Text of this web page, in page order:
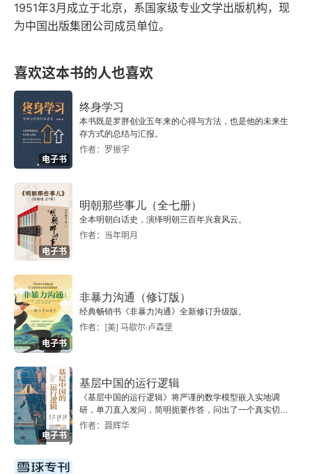
人，还说他那个年代，他那个年代的人与事。我感
书。当然，史铁生肯定更厉害些，因为感觉变化很
多。有时候像一首诗，让人沉吟。有时候像一首
歌，朗朗上口。有时候像一部电影，回味无穷。我
看完的时候总会停一下，回味一下，如果有个镜
头，应该会拍出我的思绪随他的文章飞走的感觉，
就是那种镜头慢慢拉远留下我一个人的画面。如果
要推荐一篇大家都适合看的文章，我觉得是《好运
设计》，看完或许大家都会有我上面那种回味的感
觉。如果让你设计自己的人生，你会怎么设计呢？
是不是要有完美的身材和健康的体魄？是不是要儿
孙满堂和胜友如云？是要有 “伯爵的地位” 和 “肖邦
的隽永”？是不是这样就有美满的人生呢？史铁生给
你答案，不仅用一篇文章，还用一整本书。
1951年3月成立于北京，系国家级专业文学出版机构，现
为中国出版集团公司成员单位。
喜欢这本书的人也喜欢
电子书
终身学习
本书既是罗胖创业五年来的心得与方法，也是他的未来生
存方式的总结与汇报。
作者：罗振宇
电子书
明朝那些事儿（全七册）
全本明朝白话史，演绎明朝三百年兴衰风云。
作者：当年明月
电子书
非暴力沟通（修订版）
经典畅销书《非暴力沟通》全新修订升级版。
作者：[美] 马歇尔·卢森堡
电子书
基层中国的运行逻辑
《基层中国的运行逻辑》将严谨的数学模型嵌入实地调
研，单刀直入发问，简明扼要作答，问出了一个真实切近
的基层中国。
作者：聂辉华